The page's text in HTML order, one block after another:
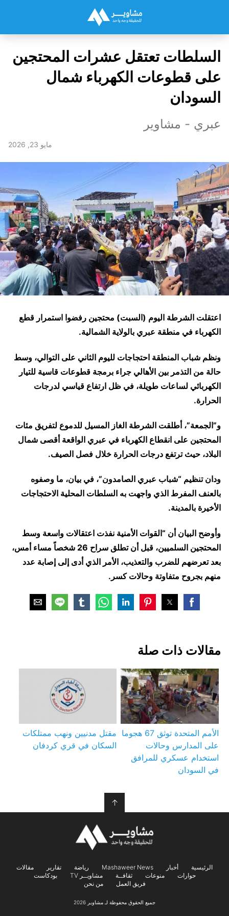
السلطات تعتقل عشرات المحتجين
على قطوعات الكهرباء شمال
السودان
عبري - مشاوير
مايو 23, 2026
اعتقلت الشرطة اليوم (السبت) محتجين رفضوا استمرار قطع
الكهرباء في منطقة عبري بالولاية الشمالية.
ونظم شباب المنطقة احتجاجات لليوم الثاني على التوالي، وسط
حالة من التذمر بين الأهالي جراء برمجة قطوعات قاسية للتيار
الكهربائي لساعات طويلة، في ظل ارتفاع قياسي لدرجات
الحرارة.
و”الجمعة”، أطلقت الشرطة الغاز المسيل للدموع لتفريق مئات
المحتجين على انقطاع الكهرباء في عبري الواقعة أقصى شمال
البلاد، حيث ترتفع درجات الحرارة خلال فصل الصيف.
ودان تنظيم “شباب عبري الصامدون”، في بيان، ما وصفوه
بالعنف المفرط الذي واجهت به السلطات المحلية الاحتجاجات
الأخيرة بالمدينة.
وأوضح البيان أن “القوات الأمنية نفذت اعتقالات واسعة وسط
المحتجين السلميين، قبل أن تطلق سراح 26 شخصاً مساء أمس،
بعد تعرضهم للضرب والتعذيب، الأمر الذي أدى إلى إصابة عدد
منهم بجروح متفاوتة وحالات كسر.
مقالات ذات صلة
الأمم المتحدة توثق 67 هجوما
على المدارس وحالات
استخدام عسكري للمرافق
في السودان
مقتل مدنيين ونهب ممتلكات
السكان في قري كردفان
↑
الرئيسية أخبار Mashaweer News رياضة تقارير
مقالات
حوارات
منوعات ثقافــة مشاويــر TV
بودكاست
فريق العمل
من نحن
جميع الحقوق محفوظة لـ مشاوير 2026